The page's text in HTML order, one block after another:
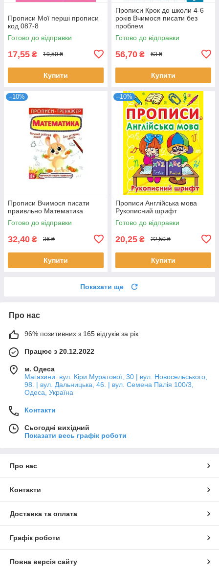
Прописи Мої перші прописи
код 087-8
Готово до відправки
17,55 ₴ 19,50 ₴
Купити
Прописи Крок до школи 4-6
років Вчимося писати без
проблем
Готово до відправки
56,70 ₴ 63 ₴
Купити
–10%
Прописи Вчимося писати
праивльно Математика
Готово до відправки
32,40 ₴ 36 ₴
Купити
–10%
Прописи Англійська мова
Рукописний шрифт
Готово до відправки
20,25 ₴ 22,50 ₴
Купити
Показати ще
Про нас
96% позитивних з 165 відгуків за рік
Працює з 20.12.2022
м. Одеса
Магазини: вул. Кіри Муратової, 30 | вул. Новосельського,
98. | вул. Дальницька, 46. | вул. Семена Палія 100/3,
Одеса, Україна
Контакти
Сьогодні вихідний
Показати весь графік роботи
Про нас
Контакти
Доставка та оплата
Графік роботи
Повна версія сайту